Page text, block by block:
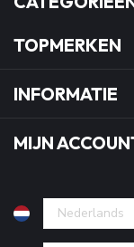
TOPMERKEN
INFORMATIE
MIJN